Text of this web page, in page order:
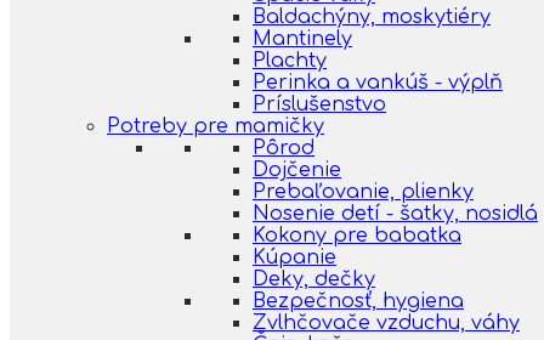
Baldachýny, moskytiéry
Mantinely
Plachty
Perinka a vankúš - výplň
Príslušenstvo
Potreby pre mamičky
Pôrod
Dojčenie
Prebaľovanie, plienky
Nosenie detí - šatky, nosidlá
Kokony pre babatka
Kúpanie
Deky, dečky
Bezpečnosť, hygiena
Zvlhčovače vzduchu, váhy